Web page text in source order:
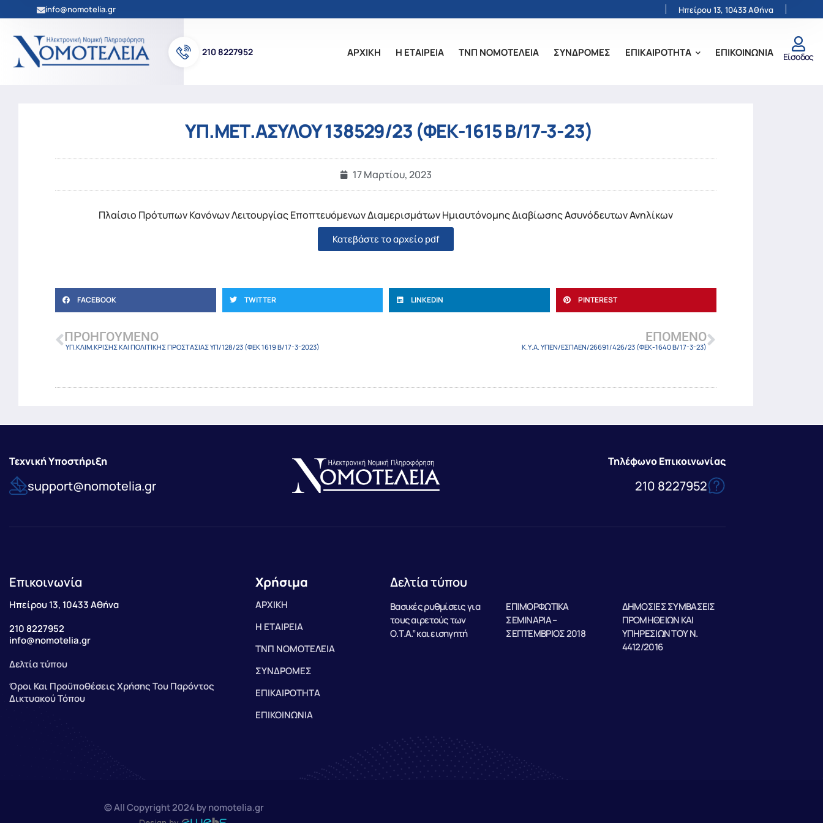
info@nomotelia.gr Ηπείρου 13, 10433 Αθήνα
210 8227952 ΑΡΧΙΚΗ Η ΕΤΑΙΡΕΙΑ ΤΝΠ ΝΟΜΟΤΕΛΕΙΑ ΣΥΝΔΡΟΜΕΣ ΕΠΙΚΑΙΡΟΤΗΤΑ ΕΠΙΚΟΙΝΩΝΙΑ Είσοδος
ΥΠ.ΜΕΤ.ΑΣΥΛΟΥ 138529/23 (ΦΕΚ-1615 Β/17-3-23)
17 Μαρτίου, 2023
Πλαίσιο Πρότυπων Κανόνων Λειτουργίας Εποπτευόμενων Διαμερισμάτων Ημιαυτόνομης Διαβίωσης Ασυνόδευτων Ανηλίκων
Κατεβάστε το αρχείο pdf
FACEBOOK TWITTER LINKEDIN PINTEREST
ΠΡΟΗΓΟΎΜΕΝΟ
ΥΠ.ΚΛΙΜ.ΚΡΙΣΗΣ ΚΑΙ ΠΟΛΙΤΙΚΗΣ ΠΡΟΣΤΑΣΙΑΣ ΥΠ/128/23 (ΦΕΚ 1619 Β/17-3-2023)
ΕΠΌΜΕΝΟ
Κ.Υ.Α. ΥΠΕΝ/ΕΣΠΑΕΝ/26691/426/23 (ΦΕΚ-1640 Β/17-3-23)
Τεχνική Υποστήριξη
support@nomotelia.gr
Τηλέφωνο Επικοινωνίας
210 8227952
Επικοινωνία
Ηπείρου 13, 10433 Αθήνα
210 8227952
info@nomotelia.gr
Δελτία τύπου
Όροι Και Προϋποθέσεις Χρήσης Του Παρόντος
Δικτυακού Τόπου
Χρήσιμα
ΑΡΧΙΚΗ
Η ΕΤΑΙΡΕΙΑ
ΤΝΠ ΝΟΜΟΤΕΛΕΙΑ
ΣΥΝΔΡΟΜΕΣ
ΕΠΙΚΑΙΡΟΤΗΤΑ
ΕΠΙΚΟΙΝΩΝΙΑ
Δελτία τύπου
Βασικές ρυθμίσεις για
τους αιρετούς των
Ο.Τ.Α.” και εισηγητή
ΕΠΙΜΟΡΦΩΤΙΚΑ
ΣΕΜΙΝΑΡΙΑ –
ΣΕΠΤΕΜΒΡΙΟΣ 2018
ΔΗΜΟΣΙΕΣ ΣΥΜΒΑΣΕΙΣ
ΠΡΟΜΗΘΕΙΩΝ ΚΑΙ
ΥΠΗΡΕΣΙΩΝ ΤΟΥ Ν.
4412/2016
© All Copyright 2024 by nomotelia.gr